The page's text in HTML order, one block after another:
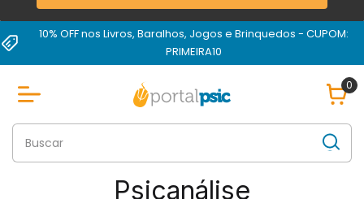
10% OFF nos Livros, Baralhos, Jogos e Brinquedos - CUPOM:
PRIMEIRA10
0
Psicanálise